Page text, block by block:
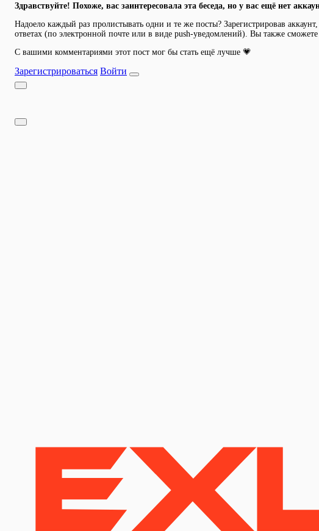
Здравствуйте! Похоже, вас заинтересовала эта беседа, но у вас ещё нет
Надоело каждый раз пролистывать одни и те же посты? Зарегистрировав
ответах (по электронной почте или в виде push-уведомлений). Вы также
С вашими комментариями этот пост мог бы стать ещё лучше 💗
Зарегистрироваться Войти